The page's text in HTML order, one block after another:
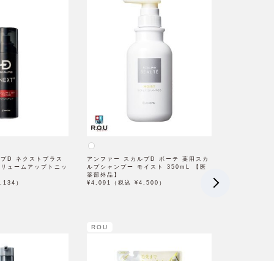
D ネクストプラス
ュームアップトニッ
）
アンファー スカルプD ボーテ 薬用スカ
ルプシャンプー モイスト 350mL 【医
薬部外品】
¥4,091（税込 ¥4,500）
ROU